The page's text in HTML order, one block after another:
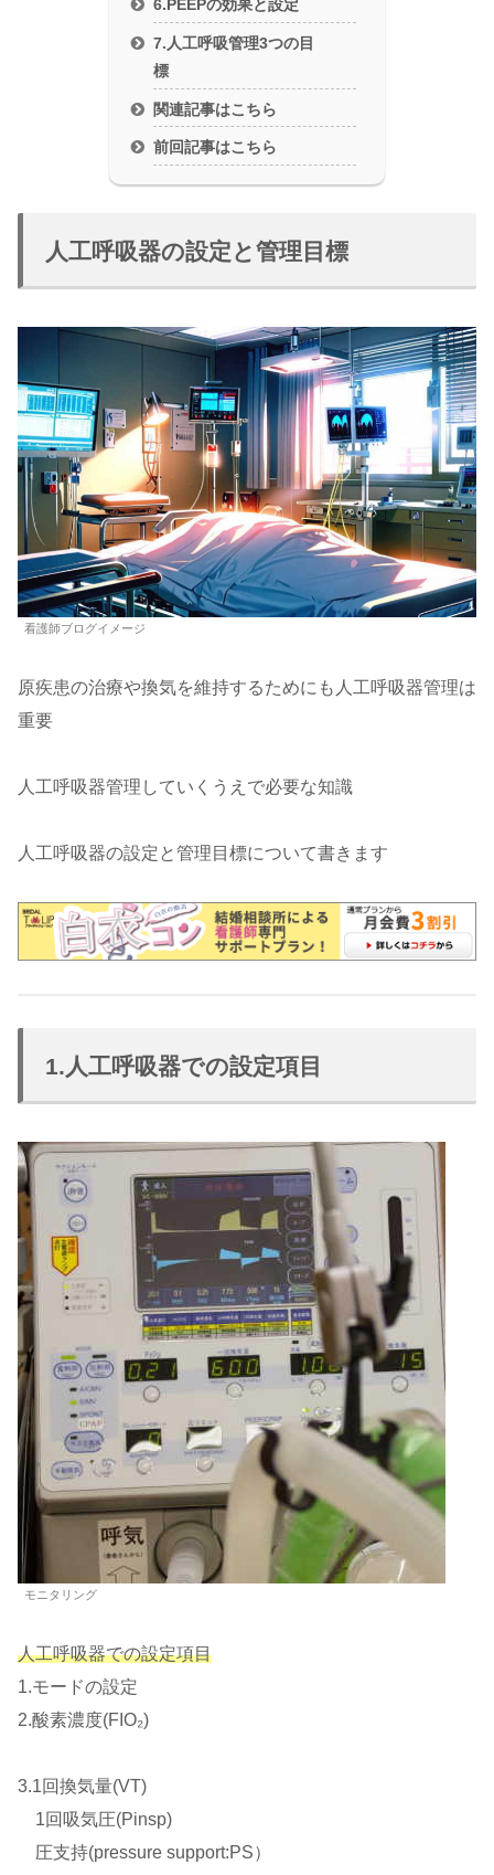
6.PEEPの効果と設定
7.人工呼吸管理3つの目
標
関連記事はこちら
前回記事はこちら
人工呼吸器の設定と管理目標
看護師ブログイメージ
原疾患の治療や換気を維持するためにも人工呼吸器管理は
重要
人工呼吸器管理していくうえで必要な知識
人工呼吸器の設定と管理目標について書きます
1.人工呼吸器での設定項目
モニタリング
人工呼吸器での設定項目
1.モードの設定
2.酸素濃度(FIO₂)
3.1回換気量(VT)
1回吸気圧(Pinsp)
圧支持(pressure support:PS）